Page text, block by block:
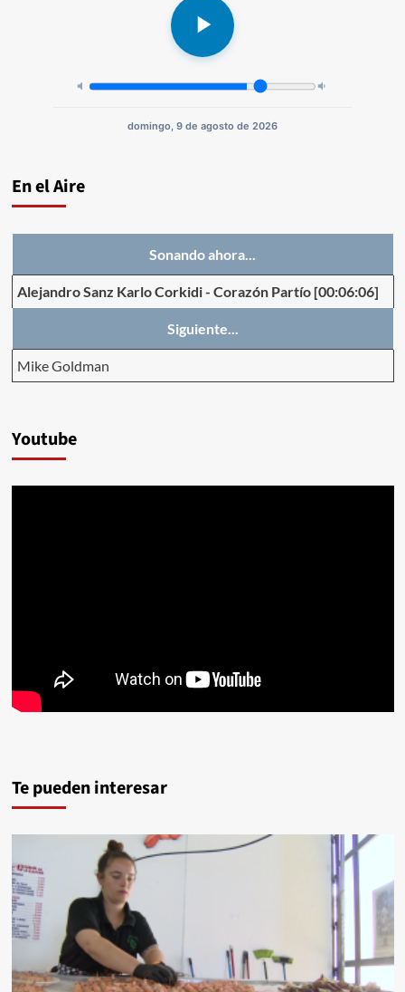
domingo, 9 de agosto de 2026
En el Aire
Sonando ahora...
Alejandro Sanz Karlo Corkidi- Corazón Partío [00:06:06]
Siguiente...
Mike Goldman
Youtube
Te pueden interesar